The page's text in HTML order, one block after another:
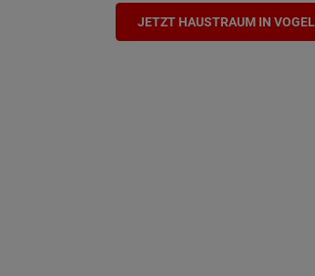
JETZT HAUSTRAUM IN